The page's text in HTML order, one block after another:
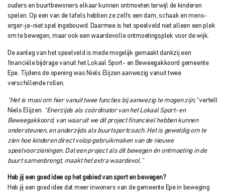
ouders en buurtbewoners elkaar kunnen ontmoeten terwijl de kinderen
spelen. Op een van de tafels hebben ze zelfs een dam, schaak en mens-
erger-je-niet spel ingebouwd. Daarmee is het speelveld niet alleen een plek
om te bewegen, maar ook een waardevolle ontmoetingsplek voor de wijk.
De aanleg van het speelveld is mede mogelijk gemaakt dankzij een
financiële bijdrage vanuit het Lokaal Sport- en Beweegakkoord gemeente
Epe. Tijdens de opening was Niels Elijzen aanwezig vanuit twee
verschillende rollen.
“Het is mooi om hier vanuit twee functies bij aanwezig te mogen zijn,”vertelt
Niels Elijzen.
“Enerzijds als coördinator van het Lokaal Sport- en
Beweegakkoord, van waaruit we dit project financieel hebben kunnen
ondersteunen, en anderzijds als buurtsportcoach. Het is geweldig om te
zien hoe kinderen direct volop gebruikmaken van de nieuwe
speelvoorzieningen. Dat een project als dit bewegen én ontmoeting in de
buurt samenbrengt, maakt het extra waardevol.”
Heb jij een goed idee op het gebied van sport en bewegen?
Heb jij een goed idee dat meer inwoners van de gemeente Epe in beweging